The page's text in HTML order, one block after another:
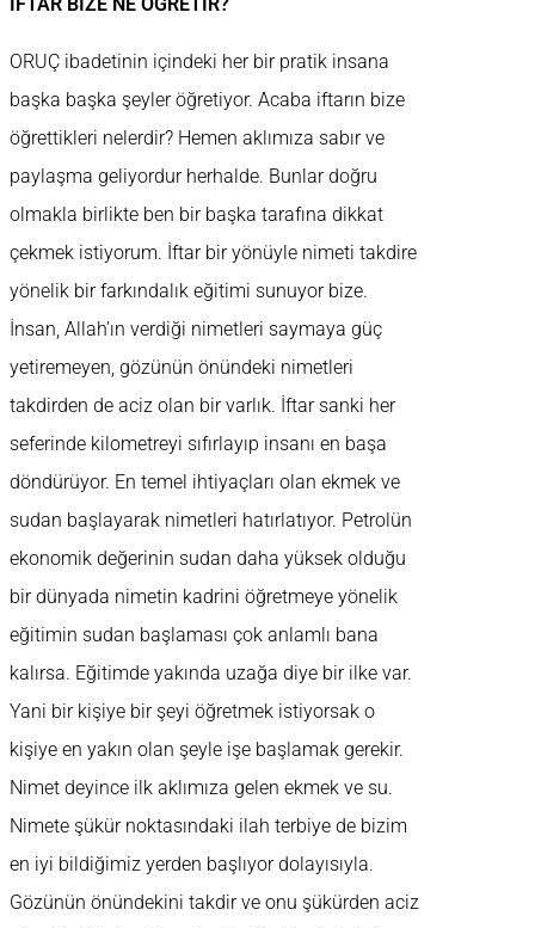
ORUÇ ibadetinin içindeki her bir pratik insana
başka başka şeyler öğretiyor. Acaba iftarın bize
öğrettikleri nelerdir? Hemen aklımıza sabır ve
paylaşma geliyordur herhalde. Bunlar doğru
olmakla birlikte ben bir başka tarafına dikkat
çekmek istiyorum. İftar bir yönüyle nimeti takdire
yönelik bir farkındalık eğitimi sunuyor bize.
İnsan, Allah’ın verdiği nimetleri saymaya güç
yetiremeyen, gözünün önündeki nimetleri
takdirden de aciz olan bir varlık. İftar sanki her
seferinde kilometreyi sıfırlayıp insanı en başa
döndürüyor. En temel ihtiyaçları olan ekmek ve
sudan başlayarak nimetleri hatırlatıyor. Petrolün
ekonomik değerinin sudan daha yüksek olduğu
bir dünyada nimetin kadrini öğretmeye yönelik
eğitimin sudan başlaması çok anlamlı bana
kalırsa. Eğitimde yakında uzağa diye bir ilke var.
Yani bir kişiye bir şeyi öğretmek istiyorsak o
kişiye en yakın olan şeyle işe başlamak gerekir.
Nimet deyince ilk aklımıza gelen ekmek ve su.
Nimete şükür noktasındaki ilah terbiye de bizim
en iyi bildiğimiz yerden başlıyor dolayısıyla.
Gözünün önündekini takdir ve onu şükürden aciz